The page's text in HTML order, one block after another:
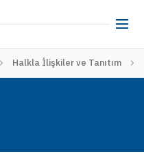
Halkla İlişkiler ve Tanıtım